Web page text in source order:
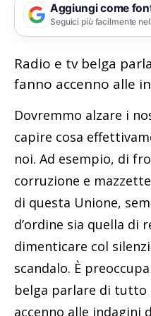
Aggiungi come
Seguici più facilmente
Radio e tv belga
fanno accenno alle
Dovremmo alzare i
capire cosa
noi. Ad esempio, di
corruzione e
di questa Unione,
d’ordine sia quella di
dimenticare col
scandalo. È
belga parlare di tutto
accenno alle indagini